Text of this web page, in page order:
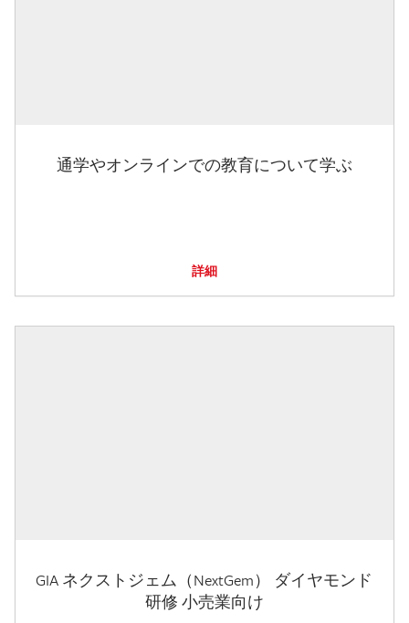
通学やオンラインでの教育について学ぶ
詳細
GIA ネクストジェム（NextGem） ダイヤモンド
研修 小売業向け